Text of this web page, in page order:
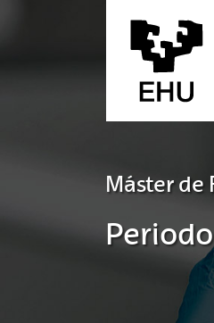
Máster de